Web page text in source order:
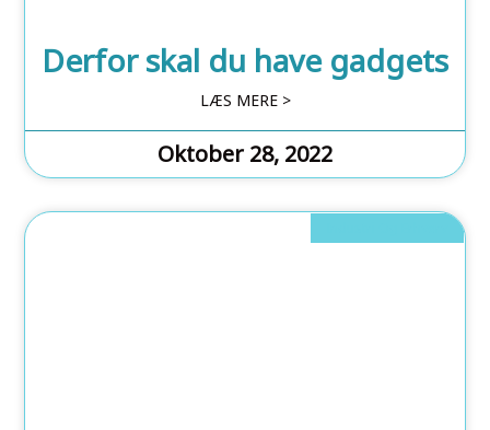
Derfor skal du have gadgets
LÆS MERE >
Oktober 28, 2022